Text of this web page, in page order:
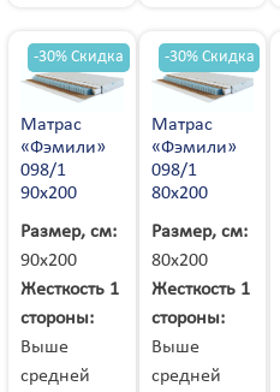
Матрас
«Фэмили»
098/1
90х200
Размер, см:
90х200
Жесткость 1
стороны:
Выше
средней
-30% Скидка
Матрас
«Фэмили»
098/1
80х200
Размер, см:
80х200
Жесткость 1
стороны:
Выше
средней
-30% Скидка
Улан-Удэ
Умань
Унеча
Урай
Урюпинск
Усинск
Уссурийск
Учалы
Фастов
Херсон
Хилок
Целина
Цимлянск
Чалтырь
Чамзинка
Червоноград
Череповец
Черкассы